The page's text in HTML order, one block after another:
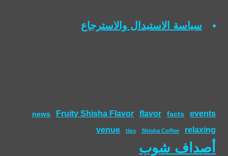
سياسة الاستبدال والاسترجاع
events
facts
flavor
Fruity Shisha Flavor
news
relaxing
Shisha Coffee
tips
venue
أصداف شوب